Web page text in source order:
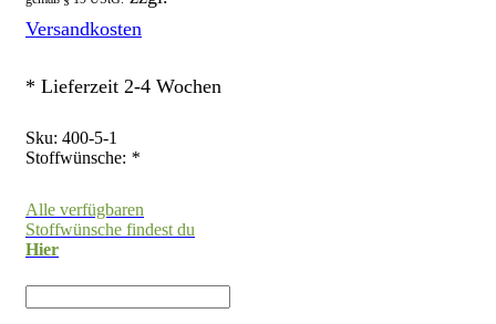
Versandkosten
* Lieferzeit 2-4 Wochen
Sku: 400-5-1
Stoffwünsche: *
Alle verfügbaren
Stoffwünsche findest du
Hier